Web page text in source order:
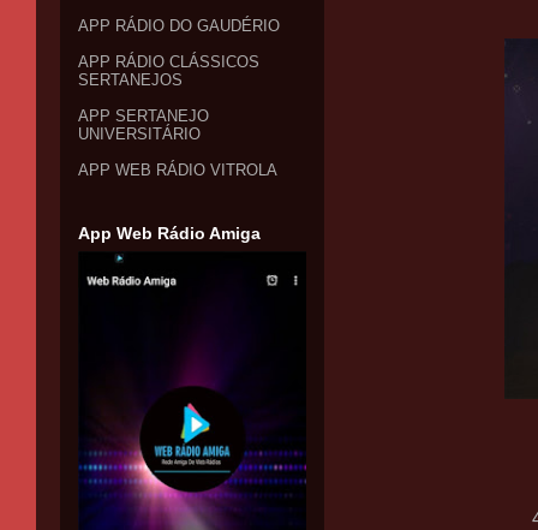
APP RÁDIO DO GAUDÉRIO
APP RÁDIO CLÁSSICOS
SERTANEJOS
APP SERTANEJO
UNIVERSITÁRIO
APP WEB RÁDIO VITROLA
App Web Rádio Amiga